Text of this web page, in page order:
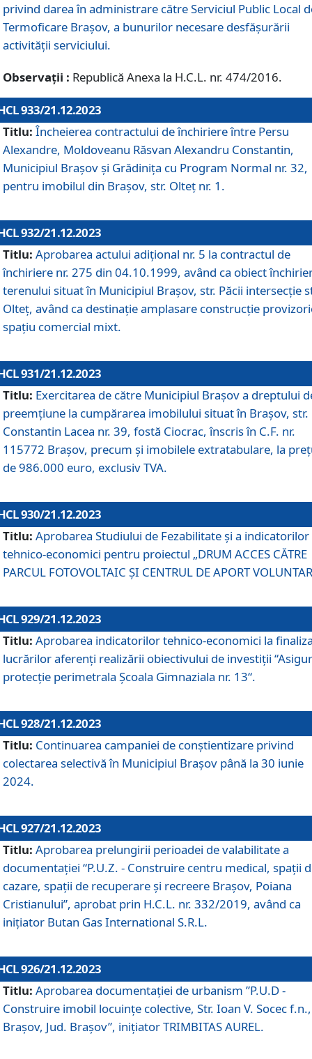
privind darea în administrare către Serviciul Public Local
Termoficare Braşov, a bunurilor necesare desfăşurării
activităţii serviciului.
Observații : Republică Anexa la H.C.L. nr. 474/2016.
933/21.12.2023
Titlu: Încheierea contractului de închiriere între Persu
Alexandre, Moldoveanu Răsvan Alexandru Constantin,
Municipiul Braşov şi Grădinița cu Program Normal nr. 32,
pentru imobilul din Brașov, str. Olteț nr. 1.
932/21.12.2023
Titlu: Aprobarea actului adițional nr. 5 la contractul de
închiriere nr. 275 din 04.10.1999, având ca obiect
terenului situat în Municipiul Brașov, str. Păcii intersecție
Olteț, având ca destinație amplasare construcție
spațiu comercial mixt.
931/21.12.2023
Titlu: Exercitarea de către Municipiul Brașov a dreptului
preemțiune la cumpărarea imobilului situat în Brașov, str.
Constantin Lacea nr. 39, fostă Ciocrac, înscris în C.F. nr.
115772 Brașov, precum și imobilele extratabulare, la
de 986.000 euro, exclusiv TVA.
930/21.12.2023
Titlu: Aprobarea Studiului de Fezabilitate și a indicatorilor
tehnico-economici pentru proiectul „DRUM ACCES CĂTRE
PARCUL FOTOVOLTAIC ȘI CENTRUL DE APORT
929/21.12.2023
Titlu: Aprobarea indicatorilor tehnico-economici la
lucrărilor aferenți realizării obiectivului de investiții
protecție perimetrala Școala Gimnaziala nr. 13“.
928/21.12.2023
Titlu: Continuarea campaniei de conștientizare privind
colectarea selectivă în Municipiul Braşov până la 30 iunie
2024.
927/21.12.2023
Titlu: Aprobarea prelungirii perioadei de valabilitate a
documentaţiei “P.U.Z. - Construire centru medical, spații
cazare, spații de recuperare și recreere Brașov, Poiana
Cristianului”, aprobat prin H.C.L. nr. 332/2019, având ca
inițiator Butan Gas International S.R.L.
926/21.12.2023
Titlu: Aprobarea documentaţiei de urbanism ”P.U.D -
Construire imobil locuințe colective, Str. Ioan V. Socec f.n.,
Brașov, Jud. Brașov”, inițiator TRIMBITAS AUREL.